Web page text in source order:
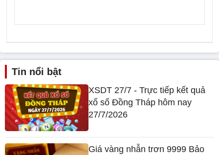
Tin nổi bật
XSDT 27/7 - Trực tiếp kết quả
xổ số Đồng Tháp hôm nay
27/7/2026
Giá vàng nhẫn trơn 9999 Bảo